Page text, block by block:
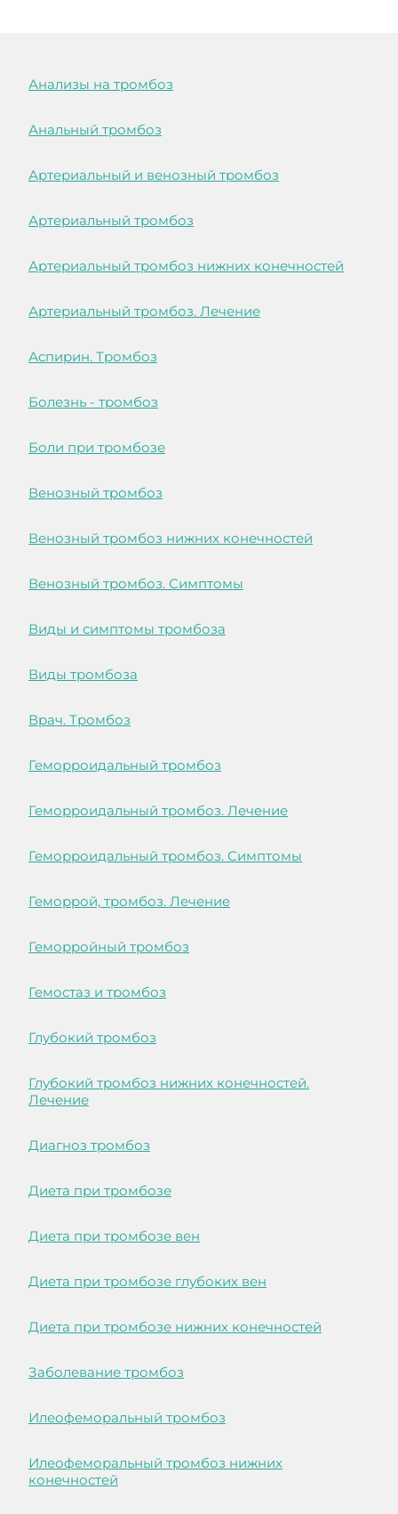
Анализы на тромбоз
Анальный тромбоз
Артериальный и венозный тромбоз
Артериальный тромбоз
Артериальный тромбоз нижних конечностей
Артериальный тромбоз. Лечение
Аспирин. Тромбоз
Болезнь - тромбоз
Боли при тромбозе
Венозный тромбоз
Венозный тромбоз нижних конечностей
Венозный тромбоз. Симптомы
Виды и симптомы тромбоза
Виды тромбоза
Врач. Тромбоз
Геморроидальный тромбоз
Геморроидальный тромбоз. Лечение
Геморроидальный тромбоз. Симптомы
Геморрой, тромбоз. Лечение
Геморройный тромбоз
Гемостаз и тромбоз
Глубокий тромбоз
Глубокий тромбоз нижних конечностей.
Лечение
Диагноз тромбоз
Диета при тромбозе
Диета при тромбозе вен
Диета при тромбозе глубоких вен
Диета при тромбозе нижних конечностей
Заболевание тромбоз
Илеофеморальный тромбоз
Илеофеморальный тромбоз нижних
конечностей